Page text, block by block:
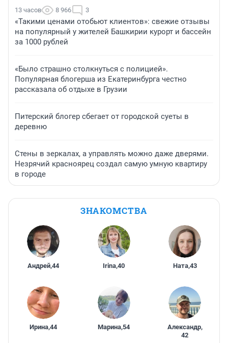
13 часов 8 966 3
«Такими ценами отобьют клиентов»: свежие отзывы
на популярный у жителей Башкирии курорт и бассейн
за 1000 рублей
«Было страшно столкнуться с полицией».
Популярная блогерша из Екатеринбурга честно
рассказала об отдыхе в Грузии
Питерский блогер сбегает от городской суеты в
деревню
Стены в зеркалах, а управлять можно даже дверями.
Незрячий красноярец создал самую умную квартиру
в городе
ЗНАКОМСТВА
Андрей,44 Irina,40 Ната,43
Ирина,44 Марина,54 Александр,
42